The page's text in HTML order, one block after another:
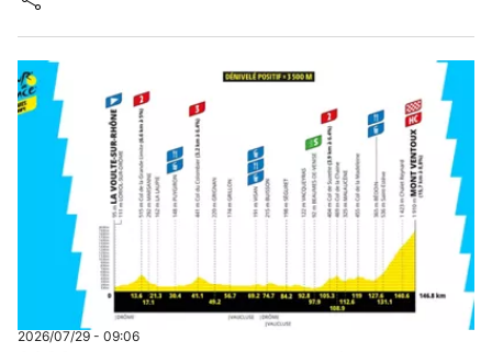
2026/07/29 - 09:06